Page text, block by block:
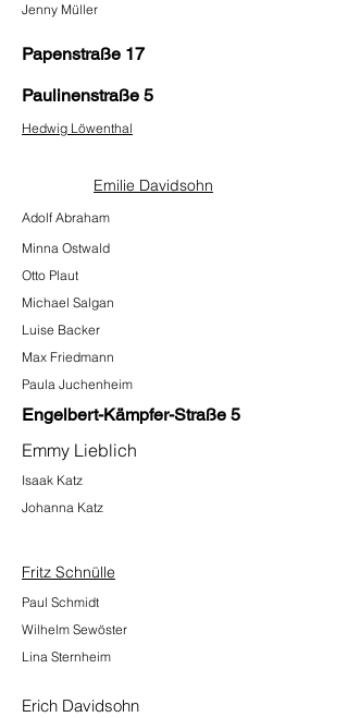
Jenny Müller
Papenstraße 17
Paulinenstraße 5
Hedwig Löwenthal
Emilie Davidsohn
Adolf Abraham
Minna Ostwald
Otto Plaut
Michael Salgan
Luise Backer
Max Friedmann
Paula Juchenheim
Engelbert-Kämpfer-Straße 5
Emmy Lieblich
Isaak Katz
Johanna Katz
Fritz Schnülle
Paul Schmidt
Wilhelm Sewöster
Lina Sternheim
Erich Davidsohn